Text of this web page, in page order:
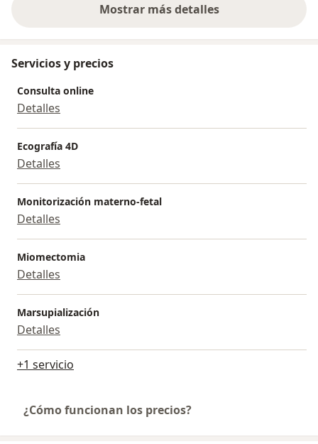
Mostrar más detalles
sobre la experiencia
Servicios y precios
Consulta online
Detalles
Ecografía 4D
Detalles
Monitorización materno-fetal
Detalles
Miomectomia
Detalles
Marsupialización
Detalles
+1 servicio
¿Cómo funcionan los precios?